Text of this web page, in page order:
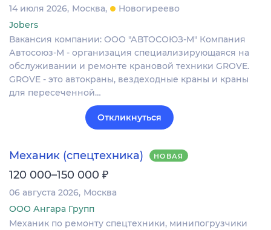
14 июля 2026 Москва
Новогиреево
Jobers
Вакансия компании: ООО "АВТОСОЮЗ-М" Компания
Автосоюз-М - организация специализирующаяся на
обслуживании и ремонте крановой техники GROVE.
GROVE - это автокраны, вездеходные краны и краны
для пересеченной…
Откликнуться
Механик (спецтехника) НОВАЯ
120 000–150 000 ₽
06 августа 2026 Москва
ООО Ангара Групп
Механик по ремонту спецтехники, минипогрузчики